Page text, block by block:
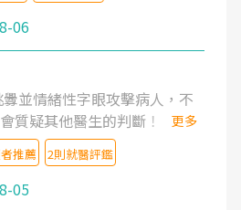
06
並情緒性字眼攻擊病人，不
質疑其他醫生的判斷！
更多
推薦 2則就醫評鑑
05